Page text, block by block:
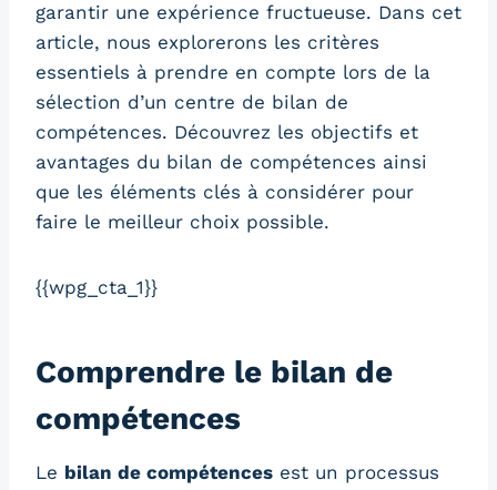
garantir une expérience fructueuse. Dans cet
article, nous explorerons les critères
essentiels à prendre en compte lors de la
sélection d’un centre de bilan de
compétences. Découvrez les objectifs et
avantages du bilan de compétences ainsi
que les éléments clés à considérer pour
faire le meilleur choix possible.
{{wpg_cta_1}}
Comprendre le bilan de
compétences
Le bilan de compétences est un processus